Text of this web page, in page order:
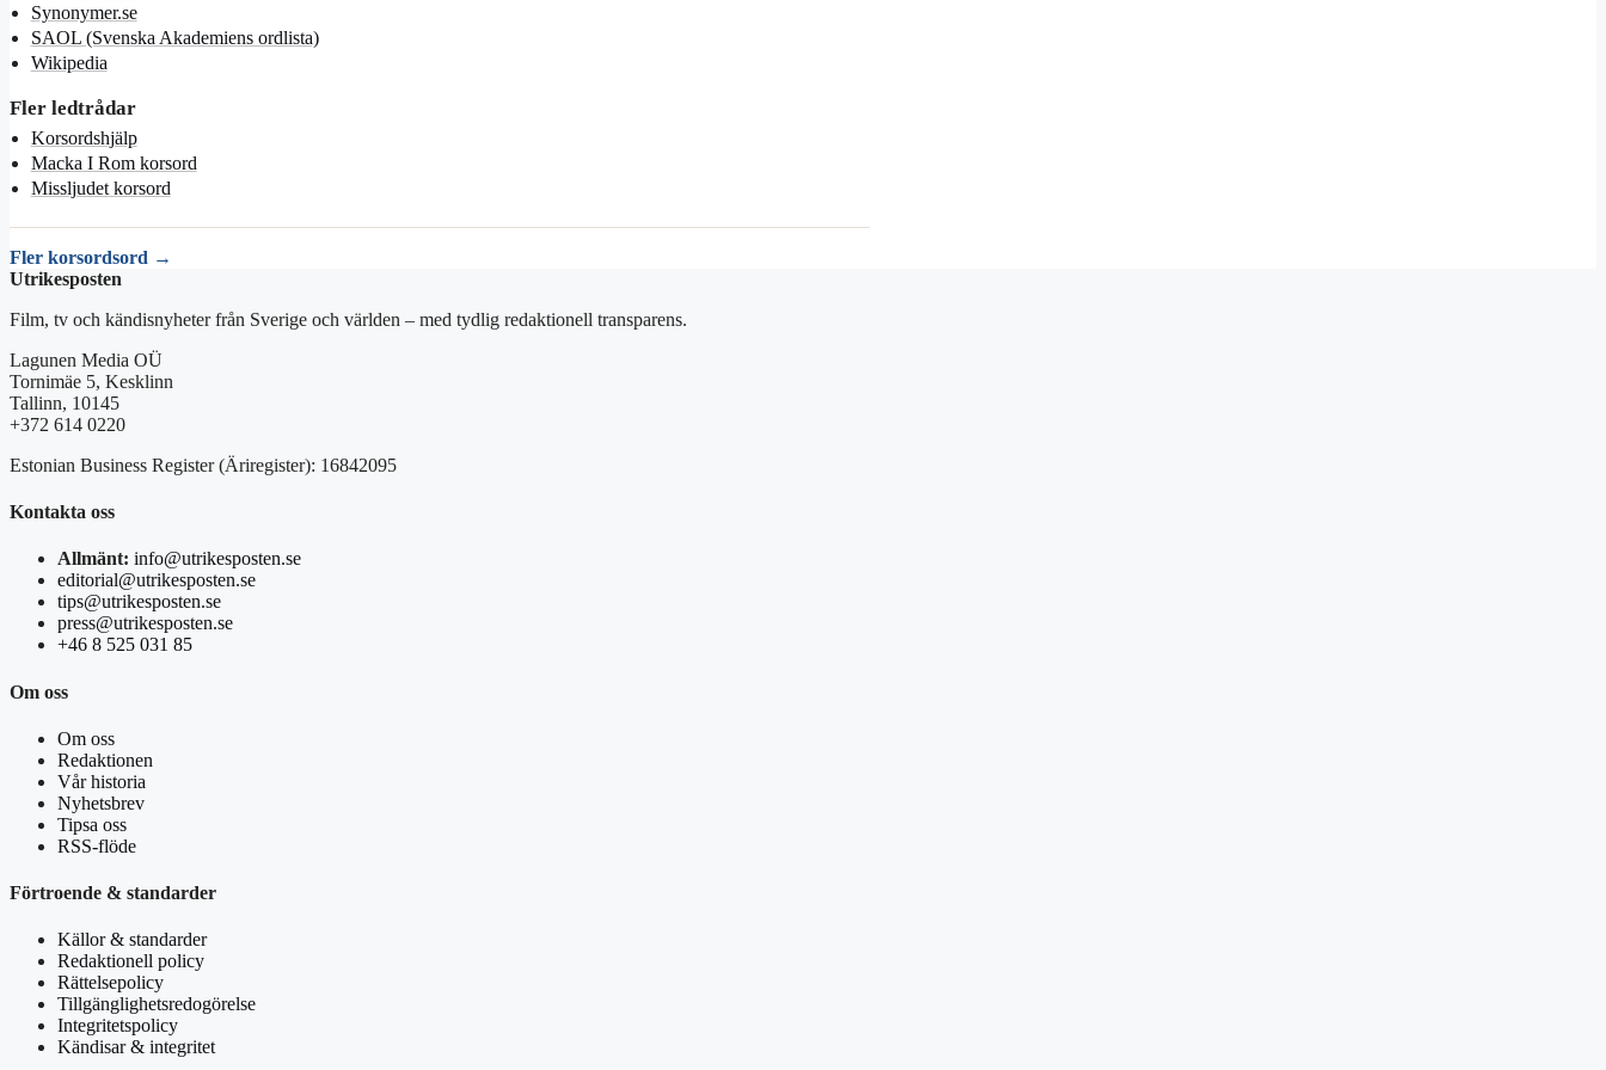
Synonymer.se
SAOL (Svenska Akademiens ordlista)
Wikipedia
Fler ledtrådar
Korsordshjälp
Macka I Rom korsord
Missljudet korsord
Fler korsordsord →
Utrikesposten
Film, tv och kändisnyheter från Sverige och världen – med tydlig redaktionell transparens.
Lagunen Media OÜ
Tornimäe 5, Kesklinn
Tallinn, 10145
+372 614 0220
Estonian Business Register (Äriregister): 16842095
Kontakta oss
Allmänt: info@utrikesposten.se
editorial@utrikesposten.se
tips@utrikesposten.se
press@utrikesposten.se
+46 8 525 031 85
Om oss
Om oss
Redaktionen
Vår historia
Nyhetsbrev
Tipsa oss
RSS-flöde
Förtroende & standarder
Källor & standarder
Redaktionell policy
Rättelsepolicy
Tillgänglighetsredogörelse
Integritetspolicy
Kändisar & integritet